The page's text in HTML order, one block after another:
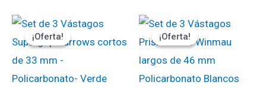
¡Oferta!
¡Oferta!
El
precio
original
₡2000.
El
precio
actual
¡Oferta!
¡Oferta!
El
precio
original
₡1800.
El
precio
actual
₡1620.